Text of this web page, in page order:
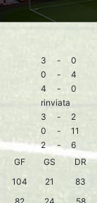
3 -
0
0 -
4
4 -
0
rinviata
3 -
2
0 -
11
2 -
6
GF GS
DR
104 21
83